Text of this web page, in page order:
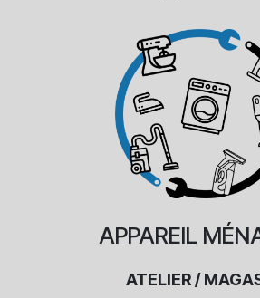
APPAREIL
ATELIER /